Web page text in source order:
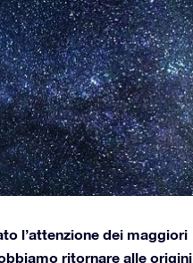
l’attenzione dei maggiori
ritornare alle origini